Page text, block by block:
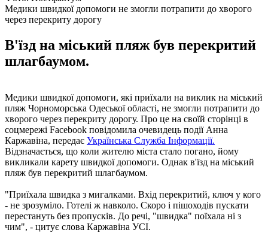
Медики швидкої допомоги не змогли потрапити до хворого
через перекриту дорогу
В'їзд на міський пляж був перекритий
шлагбаумом.
Медики швидкої допомоги, які приїхали на виклик на міський
пляж Чорноморська Одеської області, не змогли потрапити до
хворого через перекриту дорогу. Про це на своїй сторінці в
соцмережі Facebook повідомила очевидець події Анна
Каржавіна, передає Українська Служба Інформації.
Відзначається, що коли жителю міста стало погано, йому
викликали карету швидкої допомоги. Однак в'їзд на міський
пляж був перекритий шлагбаумом.
"Приїхала швидка з мигалками. Вхід перекритий, ключ у кого
- не зрозуміло. Готелі ж навколо. Скоро і пішоходів пускати
перестануть без пропусків. До речі, "швидка" поїхала ні з
чим", - цитує слова Каржавіна УСІ.